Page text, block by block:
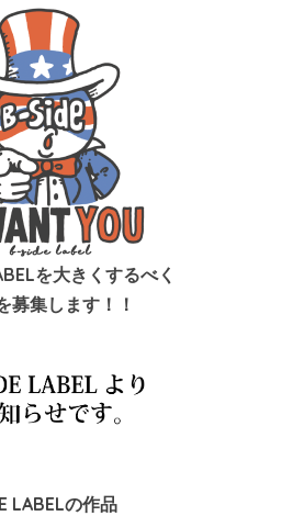
を大きくするべく
募集します！！
LABELの作品